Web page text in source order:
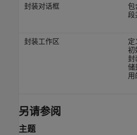
封装对话框
包
段
封装工作区
定
初
封
储
用
另请参阅
主题